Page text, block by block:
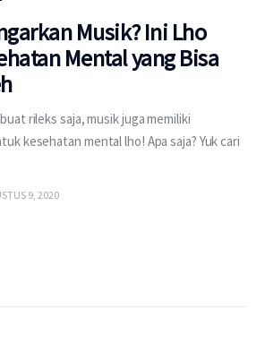
Musik? Ini Lho
Mental yang Bisa
rileks saja, musik juga memiliki
kesehatan mental lho! Apa saja? Yuk cari
9, 2020